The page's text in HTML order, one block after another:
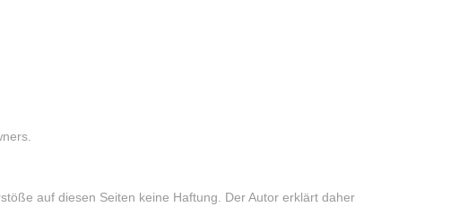
auf diesen Seiten keine Haftung. Der Autor erklärt daher